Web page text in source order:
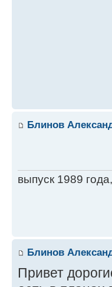
Блинов
выпуск 1989
Блинов
Привет